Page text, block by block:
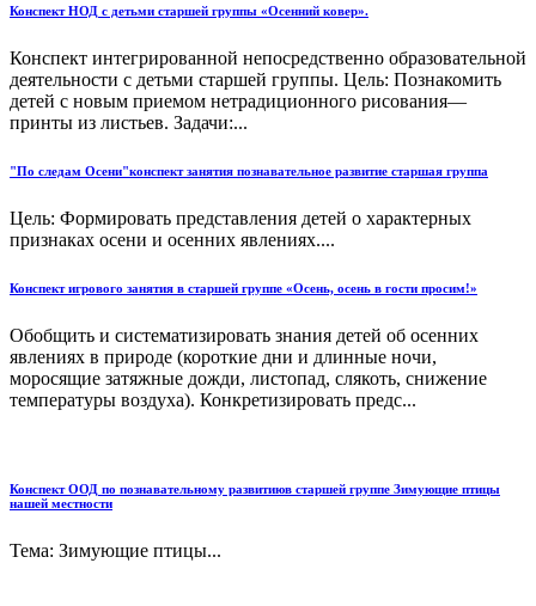
Конспект НОД с детьми старшей группы «Осенний ковер».
Конспект интегрированной непосредственно образовательной
деятельности с детьми старшей группы. Цель: Познакомить
детей с новым приемом нетрадиционного рисования—
принты из листьев. Задачи:...
"По следам Осени"конспект занятия познавательное развитие старшая группа
Цель: Формировать представления детей о характерных
признаках осени и осенних явлениях....
Конспект игрового занятия в старшей группе «Осень, осень в гости просим!»
Обобщить и систематизировать знания детей об осенних
явлениях в природе (короткие дни и длинные ночи,
моросящие затяжные дожди, листопад, слякоть, снижение
температуры воздуха). Конкретизировать предс...
Конспект ООД по познавательному развитиюв старшей группе Зимующие птицы
нашей местности
Тема: Зимующие птицы...